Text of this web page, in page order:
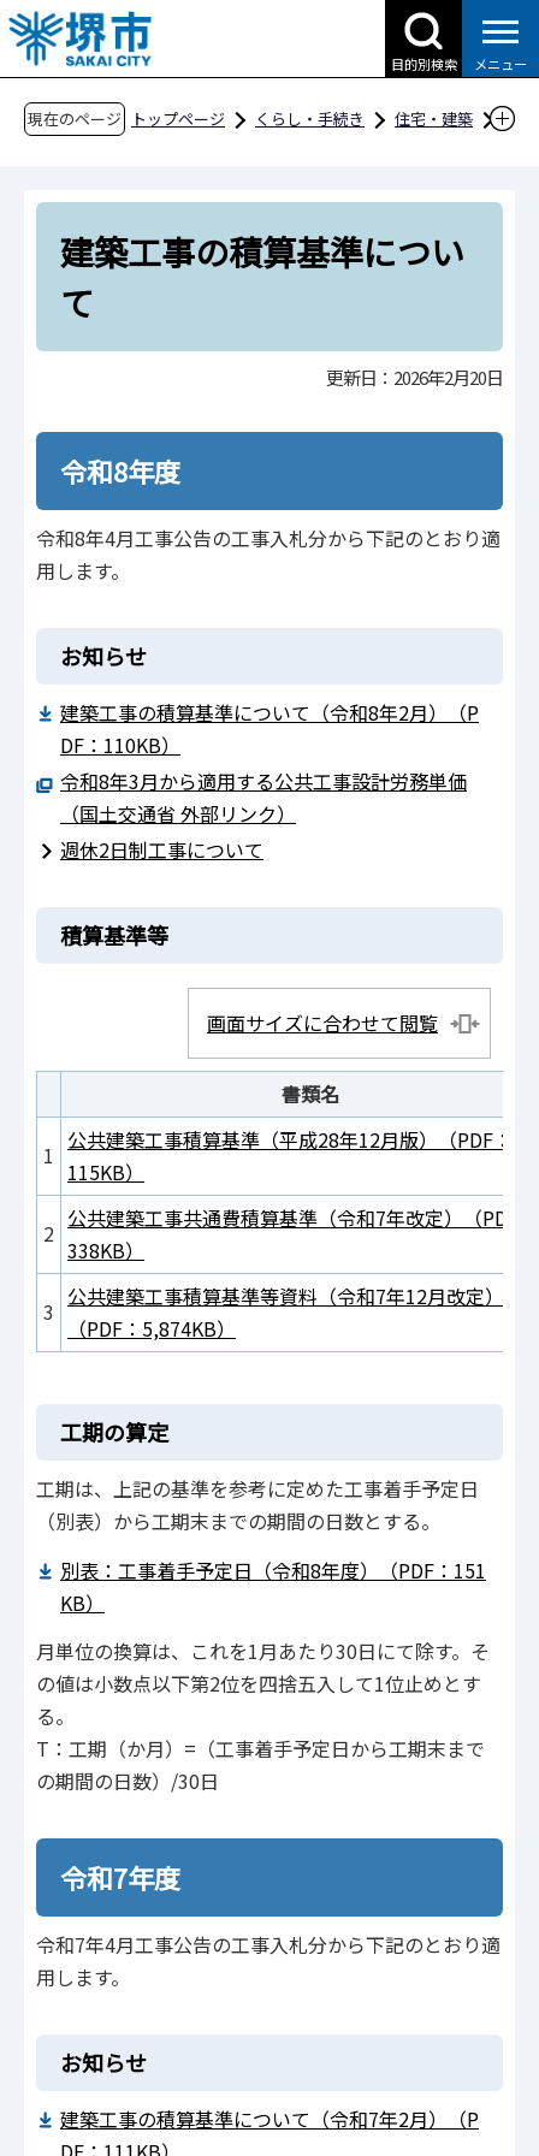
こ
の
ペ
目的別検索 メニュー
現在のページ トップページ くらし・手続き
住宅・建築
建築工事の積算基準について
建築工事の積算基準につい
て
更新日：2026年2月20日
令和8年度
令和8年4月工事公告の工事入札分から下記のとおり適
用します。
お知らせ
建築工事の積算基準について（令和8年2月）（P
DF：110KB）
令和8年3月から適用する公共工事設計労務単価
（国土交通省 外部リンク）
週休2日制工事について
積算基準等
画面サイズに合わせて閲覧
書類名
1
公共建築工事積算基準（平成28年12月版）（PDF：
115KB）
2
公共建築工事共通費積算基準（令和7年改定）（PDF：
338KB）
3
公共建築工事積算基準等資料（令和7年12月改定）
（PDF：5,874KB）
工期の算定
工期は、上記の基準を参考に定めた工事着手予定日
（別表）から工期末までの期間の日数とする。
別表：工事着手予定日（令和8年度）（PDF：151
KB）
月単位の換算は、これを1月あたり30日にて除す。そ
の値は小数点以下第2位を四捨五入して1位止めとす
る。
T：工期（か月）=（工事着手予定日から工期末まで
の期間の日数）/30日
令和7年度
令和7年4月工事公告の工事入札分から下記のとおり適
用します。
お知らせ
建築工事の積算基準について（令和7年2月）（P